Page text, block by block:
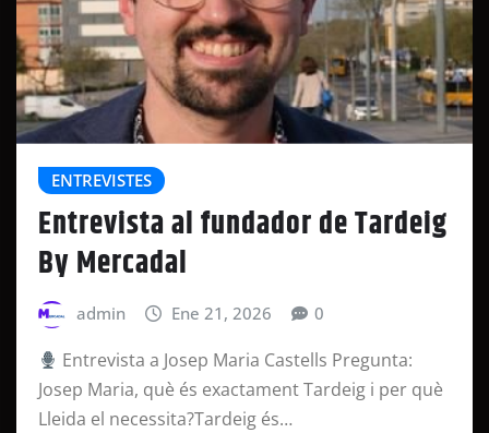
ENTREVISTES
Entrevista al fundador de Tardeig
By Mercadal
admin Ene 21, 2026 0
Entrevista a Josep Maria Castells Pregunta:
Josep Maria, què és exactament Tardeig i per què
Lleida el necessita?Tardeig és…